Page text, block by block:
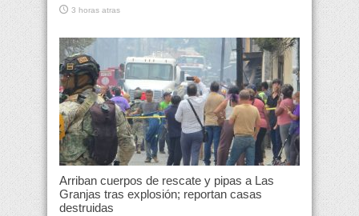
3 horas atras
Arriban cuerpos de rescate y pipas a Las
Granjas tras explosión; reportan casas
destruidas